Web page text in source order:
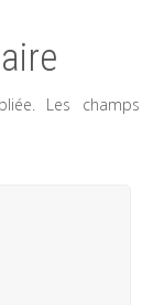
Les champs